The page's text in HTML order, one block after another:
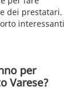
dei prestatari.
interessanti
per
Varese?